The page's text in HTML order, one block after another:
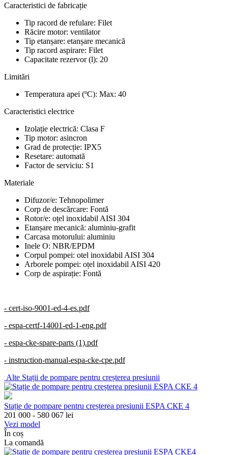
Caracteristici de fabricație
Tip racord de refulare: Filet
Răcire motor: ventilator
Tip etanșare: etanșare mecanică
Tip racord aspirare: Filet
Capacitate rezervor (l): 20
Limitări
Temperatura apei (ºC): Max: 40
Caracteristici electrice
Izolație electrică: Clasa F
Tip motor: asincron
Grad de protecție: IPX5
Resetare: automată
Factor de serviciu: S1
Materiale
Difuzor/e: Tehnopolimer
Corp de descărcare: Fontă
Rotor/e: oțel inoxidabil AISI 304
Etanșare mecanică: aluminiu-grafit
Carcasa motorului: aluminiu
Inele O: NBR/EPDM
Corpul pompei: otel inoxidabil AISI 304
Arborele pompei: oțel inoxidabil AISI 420
Corp de aspirație: Fontă
- cert-iso-9001-ed-4-es.pdf
- espa-certf-14001-ed-1-eng.pdf
- espa-cke-spare-parts (1).pdf
- instruction-manual-espa-cke-cpe.pdf
Alte Stații de pompare pentru creșterea presiunii
Stație de pompare pentru creșterea presiunii ESPA СКЕ 4
201 000 - 580 067 lei
Vezi model
În coș
La comandă